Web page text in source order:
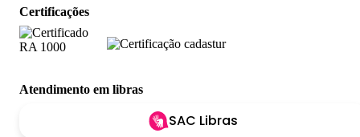
Certificações
Atendimento em libras
SAC Libras